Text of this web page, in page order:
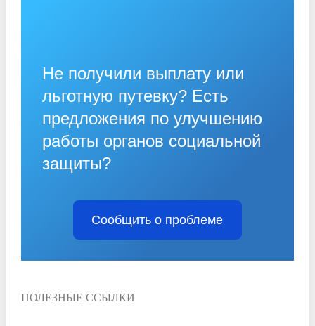
Не получили выплату или
льготную путевку? Есть
предложения по улучшению
работы органов социальной
защиты?
Сообщить о проблеме
ПОЛЕЗНЫЕ ССЫЛКИ